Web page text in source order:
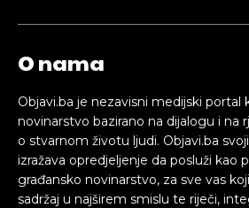
O nama
Objavi.ba je nezavisni medijski portal
novinarstvo bazirano na dijalogu i na
o stvarnom životu ljudi. Objavi.ba
izražava opredjeljenje da posluži kao
građansko novinarstvo, za sve vas
sadržaj u najširem smislu te riječi,